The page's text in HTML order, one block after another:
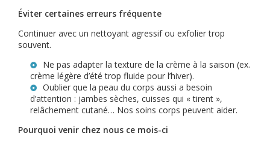
Éviter certaines erreurs fréquente
Continuer avec un nettoyant agressif ou exfolier trop
souvent.
Ne pas adapter la texture de la crème à la saison (ex.
crème légère d’été trop fluide pour l’hiver).
Oublier que la peau du corps aussi a besoin
d’attention : jambes sèches, cuisses qui « tirent »,
relâchement cutané… Nos soins corps peuvent aider.
Pourquoi venir chez nous ce mois-ci